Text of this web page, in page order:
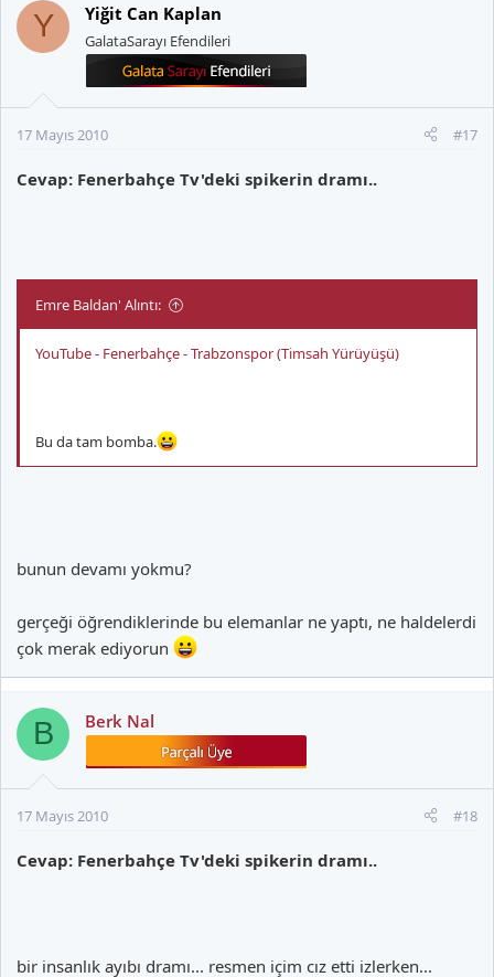
Y Yiğit Can Kaplan
GalataSarayı Efendileri
17 Mayıs 2010 #17
Cevap: Fenerbahçe Tv'deki spikerin dramı..
Emre Baldan' Alıntı:
YouTube - Fenerbahçe - Trabzonspor (Timsah Yürüyüşü)
Bu da tam bomba.
bunun devamı yokmu?
gerçeği öğrendiklerinde bu elemanlar ne yaptı, ne haldelerdi
çok merak ediyorun
B Berk Nal
17 Mayıs 2010 #18
Cevap: Fenerbahçe Tv'deki spikerin dramı..
bir insanlık ayıbı dramı... resmen içim cız etti izlerken...